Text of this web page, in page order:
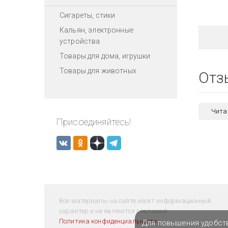
Сигареты, стики
Кальян, электронные
устройства
Товары для дома, игрушки
Товары для животных
Присоединяйтесь!
Все материалы на сайте носят информационный
характер и не являются рекламой.
Политика конфиденциальностиДля повышения